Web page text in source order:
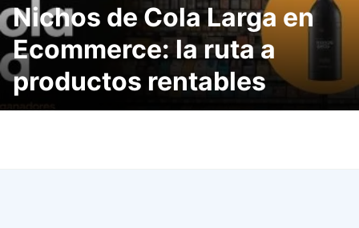
Nichos de Cola Larga en
Ecommerce: la ruta a
productos rentables